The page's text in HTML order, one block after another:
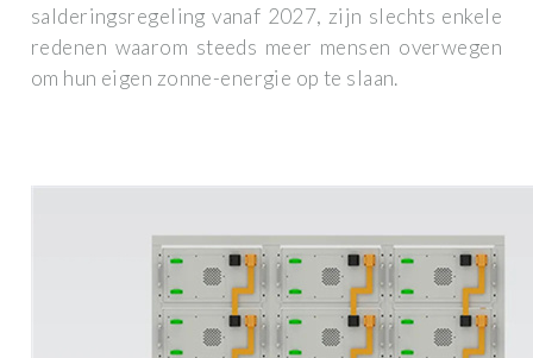
salderingsregeling vanaf 2027, zijn slechts enkele
redenen waarom steeds meer mensen overwegen
om hun eigen zonne-energie op te slaan.